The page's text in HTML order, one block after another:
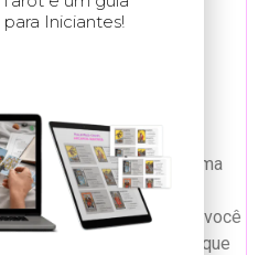
Espiritualidade:
fala sobre o apego às
que pode dificultar o
controle aqui pode ser uma
consciência e do
carta pode indicar que você
segurança e o controle que
Iniciantes!